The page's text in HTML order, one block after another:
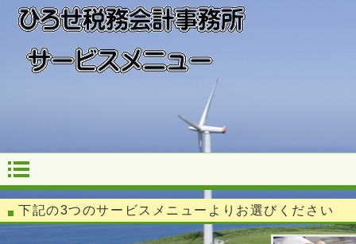
下記の3つのサービスメニュー よりお選びください